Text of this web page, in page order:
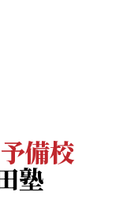
備校
塾